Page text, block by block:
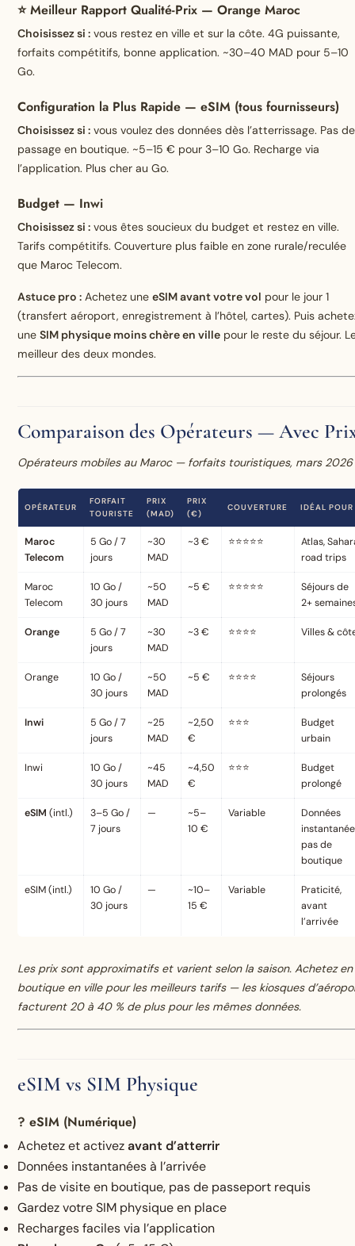
⭐ Meilleur Rapport Qualité-Prix — Orange Maroc
Choisissez si : vous restez en ville et sur la côte. 4G puissante,
forfaits compétitifs, bonne application. ~30–40 MAD pour 5–10
Go.
Configuration la Plus Rapide — eSIM (tous fournisseurs)
Choisissez si : vous voulez des données dès l’atterrissage. Pas de
passage en boutique. ~5–15 € pour 3–10 Go. Recharge via
l’application. Plus cher au Go.
Budget — Inwi
Choisissez si : vous êtes soucieux du budget et restez en ville.
Tarifs compétitifs. Couverture plus faible en zone rurale/reculée
que Maroc Telecom.
Astuce pro : Achetez uneeSIM avant votre vol pour le jour 1
(transfert aéroport, enregistrement à l’hôtel, cartes). Puis
uneSIM physique moins chère en ville pour le reste du séjour.
meilleur des deux mondes.
Comparaison des Opérateurs — Avec
Opérateurs mobiles au Maroc — forfaits touristiques, mars 2026
OPÉRATEUR
FORFAIT
TOURISTE
PRIX
(MAD)
PRIX
(€)
COUVERTURE IDÉAL POUR
Maroc
Telecom
5 Go / 7
jours
~30
MAD
~3 € ⭐⭐⭐⭐⭐
Atlas,
road trips
Maroc
Telecom
10 Go /
30 jours
~50
MAD
~5 € ⭐⭐⭐⭐⭐
Séjours de
2+
Orange
5 Go / 7
jours
~30
MAD
~3 € ⭐⭐⭐⭐ Villes &
Orange
10 Go /
30 jours
~50
MAD
~5 € ⭐⭐⭐⭐
Séjours
prolongés
Inwi
5 Go / 7
jours
~25
MAD
~2,50
€
⭐⭐⭐
Budget
urbain
Inwi
10 Go /
30 jours
~45
MAD
~4,50
€
⭐⭐⭐
Budget
prolongé
eSIM (intl.)
3–5 Go /
7 jours
—
~5–
10 €
Variable
Données
pas de
boutique
eSIM (intl.)
10 Go /
30 jours
—
~10–
15 €
Variable
Praticité,
avant
l’arrivée
Les prix sont approximatifs et varient selon la saison. Achetez en
boutique en ville pour les meilleurs tarifs — les kiosques
facturent 20 à 40 % de plus pour les mêmes données.
eSIM vs SIM Physique
? eSIM (Numérique)
Achetez et activezavant d’atterrir
Données instantanées à l’arrivée
Pas de visite en boutique, pas de passeport requis
Gardez votre SIM physique en place
Recharges faciles via l’application